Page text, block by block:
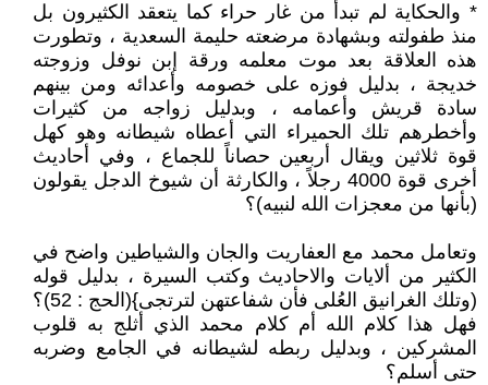
* والحكاية لم تبدأ من غار حراء كما يتعقد الكثيرون بل
منذ طفولته وبشهادة مرضعته حليمة السعدية ، وتطورت
هذه العلاقة بعد موت معلمه ورقة إبن نوفل وزوجته
خديجة ، بدليل فوزه على خصومه وأعدائه ومن بينهم
سادة قريش وأعمامه ، وبدليل زواجه من كثيرات
وأخطرهم تلك الحميراء التي أعطاه شيطانه وهو كهل
قوة ثلاثين ويقال أربعين حصاناً للجماع ، وفي أحاديث
أخرى قوة 4000 رجلاً ، والكارثة أن شيوخ الدجل يقولون
(بأنها من معجزات الله لنبيه)؟
وتعامل محمد مع العفاريت والجان والشياطين واضح في
الكثير من ألايات والاحاديث وكتب السيرة ، بدليل قوله
(وتلك الغرانيق العُلى فأن شفاعتهن لترتجى}(الحج : 52)؟
فهل هذا كلام الله أم كلام محمد الذي أثلج به قلوب
المشركين ، وبدليل ربطه لشيطانه في الجامع وضربه
حتى أسلم؟